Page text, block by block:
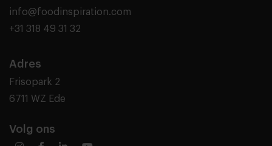
info@foodinspiration.com
+31 318 49 31 32
Adres
Frisopark 2
6711 WZ Ede
Volg ons